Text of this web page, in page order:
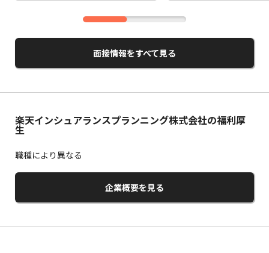
面接情報をすべて見る
楽天インシュアランスプランニング株式会社の福利厚
生
職種により異なる
企業概要を見る